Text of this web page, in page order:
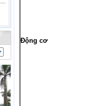
Động cơ